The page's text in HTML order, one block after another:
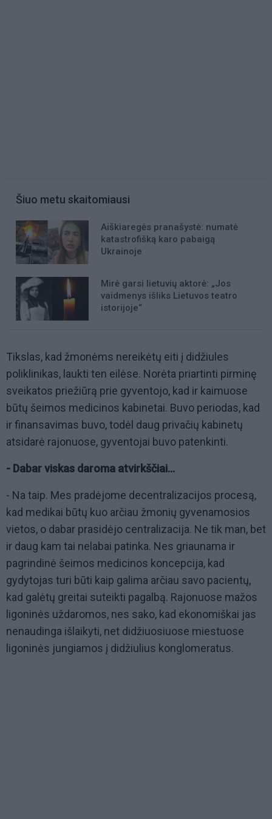
Šiuo metu skaitomiausi
Aiškiaregės pranašystė: numatė
katastrofišką karo pabaigą
Ukrainoje
Mirė garsi lietuvių aktorė: „Jos
vaidmenys išliks Lietuvos teatro
istorijoje“
Tikslas, kad žmonėms nereikėtų eiti į didžiules
poliklinikas, laukti ten eilėse. Norėta priartinti pirminę
sveikatos priežiūrą prie gyventojo, kad ir kaimuose
būtų šeimos medicinos kabinetai. Buvo periodas, kad
ir finansavimas buvo, todėl daug privačių kabinetų
atsidarė rajonuose, gyventojai buvo patenkinti.
- Dabar viskas daroma atvirkščiai...
- Na taip. Mes pradėjome decentralizacijos procesą,
kad medikai būtų kuo arčiau žmonių gyvenamosios
vietos, o dabar prasidėjo centralizacija. Ne tik man, bet
ir daug kam tai nelabai patinka. Nes griaunama ir
pagrindinė šeimos medicinos koncepcija, kad
gydytojas turi būti kaip galima arčiau savo pacientų,
kad galėtų greitai suteikti pagalbą. Rajonuose mažos
ligoninės uždaromos, nes sako, kad ekonomiškai jas
nenaudinga išlaikyti, net didžiuosiuose miestuose
ligoninės jungiamos į didžiulius konglomeratus.